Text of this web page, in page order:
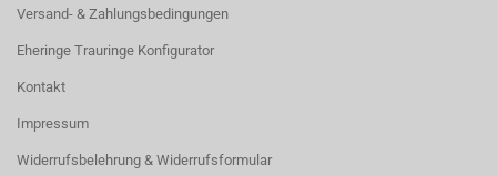
Versand- & Zahlungsbedingungen
Eheringe Trauringe Konfigurator
Kontakt
Impressum
Widerrufsbelehrung & Widerrufsformular